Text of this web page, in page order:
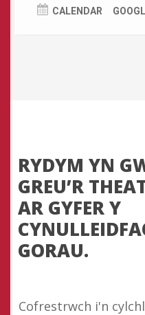
CALENDAR
RYDYM YN
GREU’R
AR GYFER Y
GORAU.
Cofrestrwch i'n